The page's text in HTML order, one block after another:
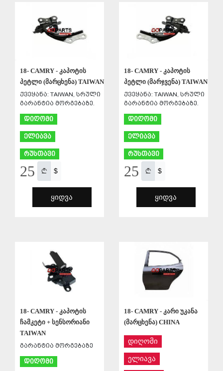
18- CAMRY - კაპოტის
პეტლი (მარცხენა) TAIWAN
ქვეყანა: TAIWAN, სრული
გარანტია მორგებაზე.
დიღომი
ელიავა
რუსთავი
25 $
ᲧᲘᲓᲕᲐ
18- CAMRY - კაპოტის
პეტლი (მარჯვენა) TAIWAN
ქვეყანა: TAIWAN, სრული
გარანტია მორგებაზე.
დიღომი
ელიავა
რუსთავი
25 $
ᲧᲘᲓᲕᲐ
18- CAMRY - კაპოტის
ჩამკეტი + სენსორიანი
TAIWAN
გარანტია მორგებაზე
დიღომი
18- CAMRY - კარი უკანა
(მარცხენა) CHINA
დიღომი
ელიავა